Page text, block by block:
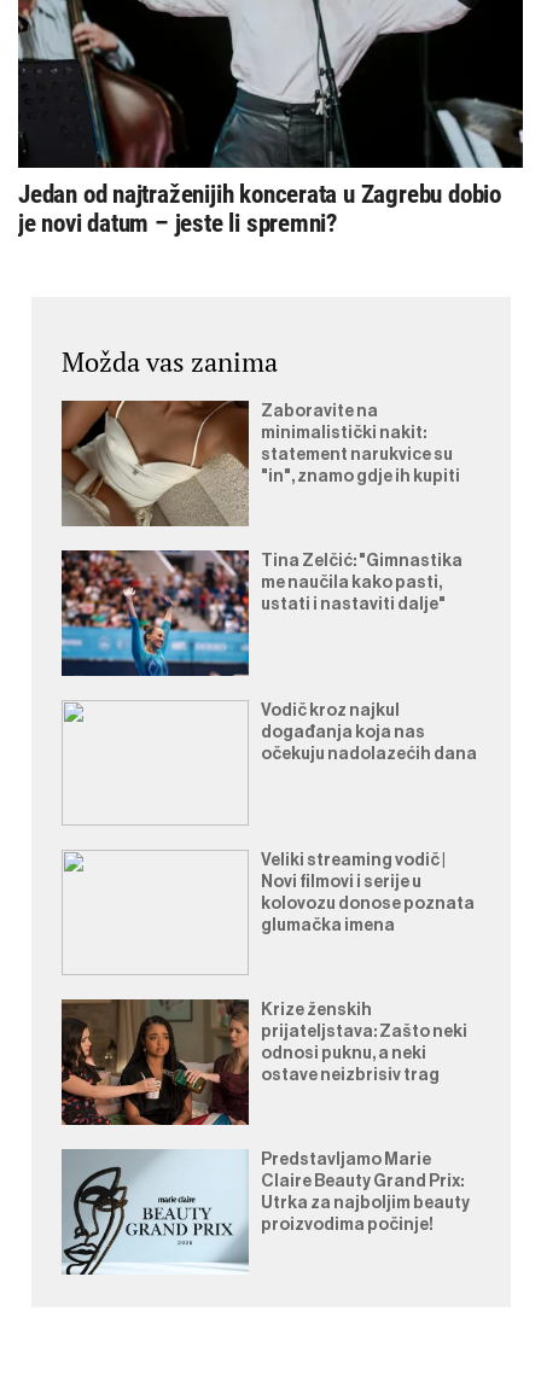
Jedan od najtraženijih koncerata u Zagrebu dobio
je novi datum – jeste li spremni?
Možda vas zanima
Zaboravite na
minimalistički nakit:
statement narukvice su
"in", znamo gdje ih kupiti
Tina Zelčić: "Gimnastika
me naučila kako pasti,
ustati i nastaviti dalje"
Vodič kroz najkul
događanja koja nas
očekuju nadolazećih dana
Veliki streaming vodič |
Novi filmovi i serije u
kolovozu donose poznata
glumačka imena
Krize ženskih
prijateljstava: Zašto neki
odnosi puknu, a neki
ostave neizbrisiv trag
Predstavljamo Marie
Claire Beauty Grand Prix:
Utrka za najboljim beauty
proizvodima počinje!